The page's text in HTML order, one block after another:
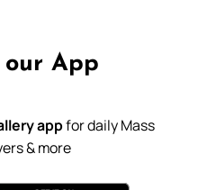
our App
appfor daily Mass
& more